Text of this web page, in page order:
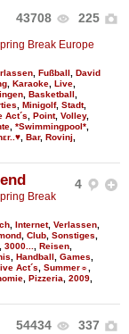
43708 225
Break Europe
Fußball
David
Karaoke Live
Basketball
Minigolf, Stadt,
Act´s Point, Volley,
*Swimmingpool*
Bar, Rovinj
4
Break
, Internet, Verlassen,
, Club, Sonstiges,
, 3000..., Reisen,
, Handball, Games,
Act´s, Summer☼,
, Pizzeria, 2009,
54434 337